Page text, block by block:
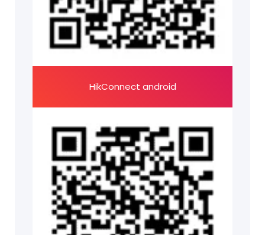
HikConnect android